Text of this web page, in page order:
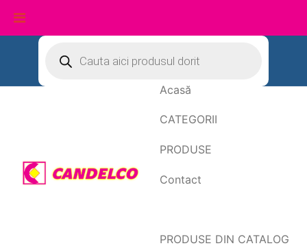
conținut
search
Acasă
CATEGORII
PRODUSE
Contact
PRODUSE DIN CATALOG